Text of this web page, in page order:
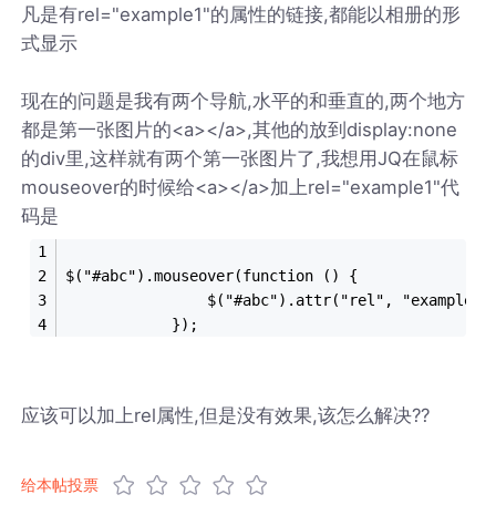
凡是有rel="example1"的属性的链接,都能以相册的形
式显示
现在的问题是我有两个导航,水平的和垂直的,两个地方
都是第一张图片的<a></a>,其他的放到display:none
的div里,这样就有两个第一张图片了,我想用JQ在鼠标
mouseover的时候给<a></a>加上rel="example1"代
码是
$("#abc").mouseover(function () {
$("#abc").attr("rel",
		    });
应该可以加上rel属性,但是没有效果,该怎么解决??
给本帖投票